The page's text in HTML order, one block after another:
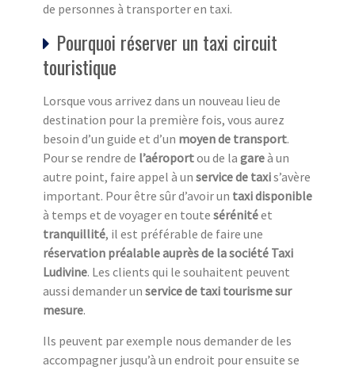
de personnes à transporter en taxi.
Pourquoi réserver un taxi circuit
touristique
Lorsque vous arrivez dans un nouveau lieu de
destination pour la première fois, vous aurez
besoin d’un guide et d’un moyen de transport.
Pour se rendre de l’aéroportou de la gareà un
autre point, faire appel à un service de taxis’avère
important. Pour être sûr d’avoir un taxi disponible
à temps et de voyager en toute sérénitéet
tranquillité, il est préférable de faire une
réservation préalable auprès de la société Taxi
Ludivine. Les clients qui le souhaitent peuvent
aussi demander un service de taxi tourisme sur
mesure.
Ils peuvent par exemple nous demander de les
accompagner jusqu’à un endroit pour ensuite se